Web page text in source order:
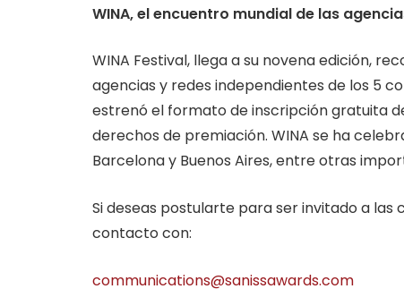
WINA, el encuentro mundial de las
WINA Festival, llega a su novena edición,
agencias y redes independientes de los 5
estrenó el formato de inscripción gratuita
derechos de premiación. WINA se ha
Barcelona y Buenos Aires, entre otras
Si deseas postularte para ser invitado a
contacto con:
communications@sanissawards.com